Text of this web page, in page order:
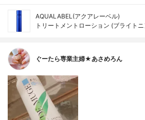
AQUALABEL(アクアレーベル)
トリートメントローション (ブライト
ぐーたら専業主婦★あさめろん